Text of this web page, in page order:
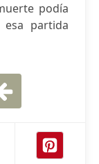
podía
partida